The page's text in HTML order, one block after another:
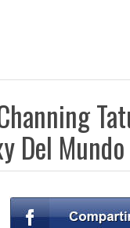
Del Mundo